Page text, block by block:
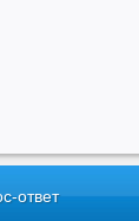
ответ